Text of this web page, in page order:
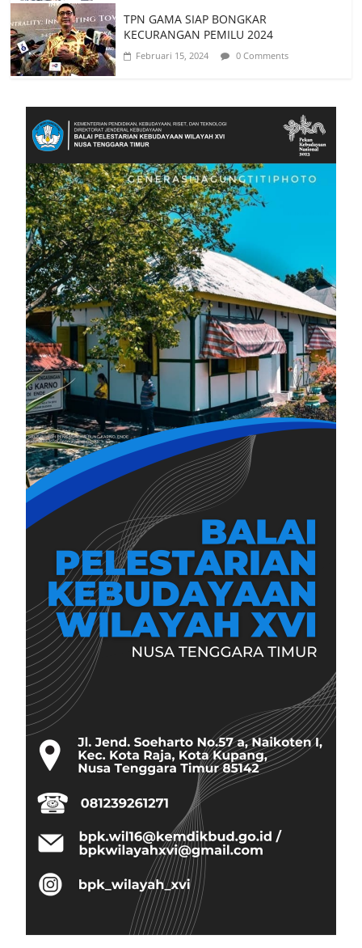
TPN GAMA SIAP BONGKAR
KECURANGAN PEMILU 2024
Februari 15, 2024 0 Comments